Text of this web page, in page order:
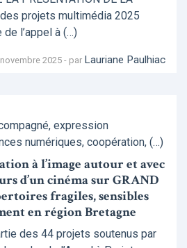
projets multimédia 2025
l’appel à (…)
2025 - par Lauriane Paulhiac
expression
numériques, coopération, (…)
à l’image autour et avec
d’un cinéma sur GRAND
fragiles, sensibles
en région Bretagne
des 44 projets soutenus par